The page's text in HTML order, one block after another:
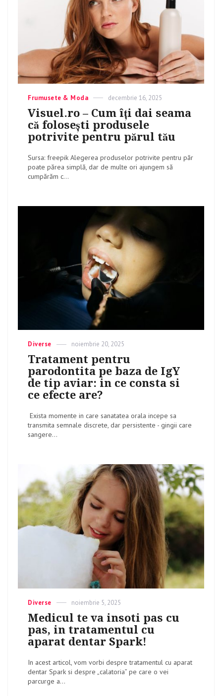
Categories
Frumusete & Moda
Posted
decembrie 16, 2025
Visuel.ro – Cum îți dai seama
că folosești produsele
potrivite pentru părul tău
Sursa: freepik Alegerea produselor potrivite pentru păr
poate părea simplă, dar de multe ori ajungem să
cumpărăm c...
Categories
Diverse
Posted
noiembrie 20, 2025
Tratament pentru
parodontita pe baza de IgY
de tip aviar: in ce consta si
ce efecte are?
Exista momente in care sanatatea orala incepe sa
transmita semnale discrete, dar persistente - gingii care
sangere...
Categories
Diverse
Posted
on
noiembrie 5, 2025
Medicul te va insoti pas cu
pas, in tratamentul cu
aparat dentar Spark!
In acest articol, vom vorbi despre tratamentul cu aparat
dentar Spark si despre „calatoria” pe care o vei
parcurge a...